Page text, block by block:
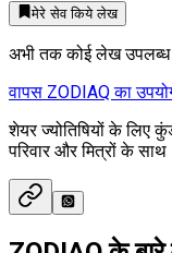
मेरे सेव किये लेख
अभी तक कोई लेख उपलब्ध
वापस ZODIAQ का
शेयर ज्योतिषियों के लिए
परिवार और मित्रों के साथ